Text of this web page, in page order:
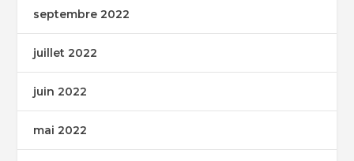
septembre 2022
juillet 2022
juin 2022
mai 2022